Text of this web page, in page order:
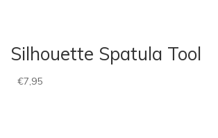
Silhouette Spatula Tool
€7,95